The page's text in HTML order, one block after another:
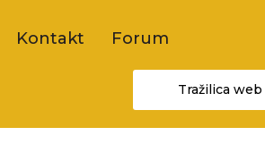
Kontakt Forum